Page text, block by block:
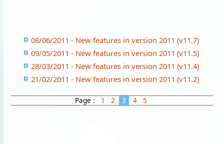
08/06/2011 - New features in version 2011 (v11.7)
09/05/2011 - New features in version 2011 (v11.5)
28/03/2011 - New features in version 2011 (v11.4)
21/02/2011 - New features in version 2011 (v11.2)
Page : 1 2 3 4 5